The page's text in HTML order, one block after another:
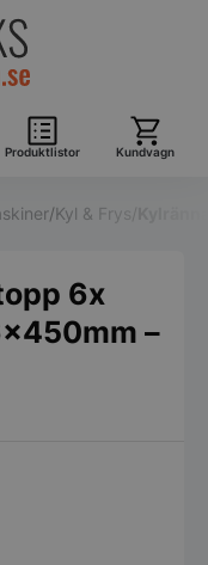
Produktlistor Kundvagn
/Kyl & Frys /
6x
–